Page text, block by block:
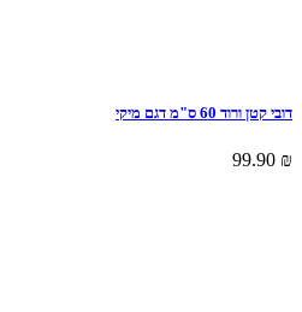
דובי קטן ורוד 60 ס"מ דגם מיקי
₪